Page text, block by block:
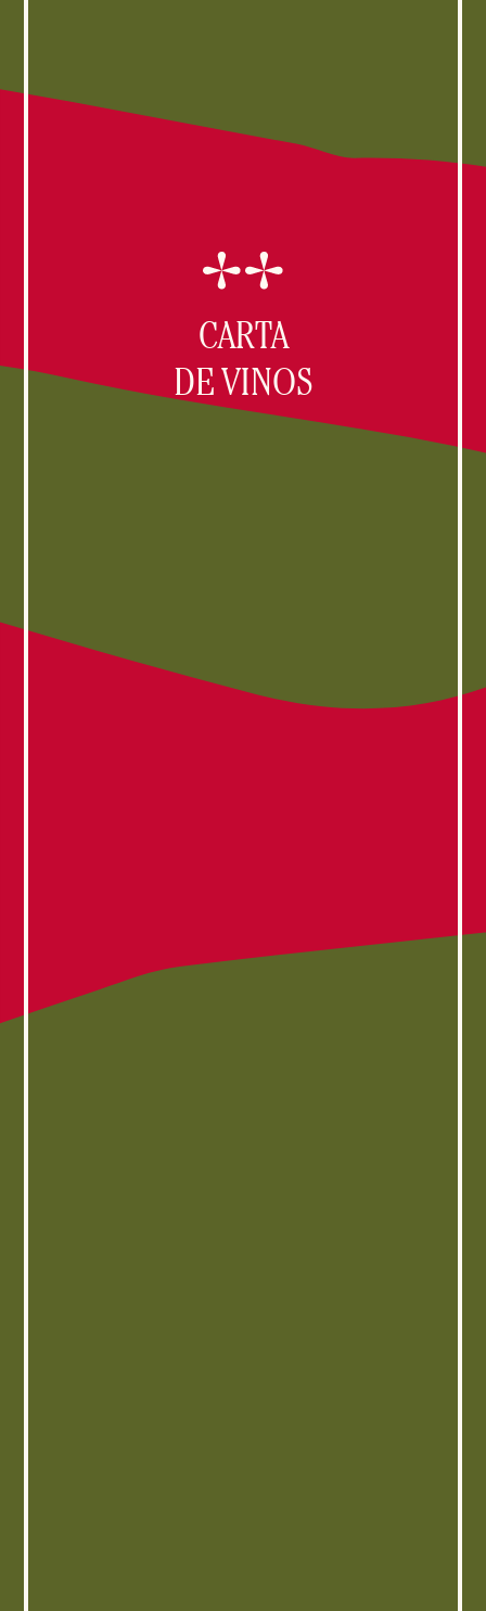
CARTA
DE VINOS